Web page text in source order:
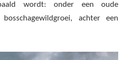
wordt: onder een oude
achter een